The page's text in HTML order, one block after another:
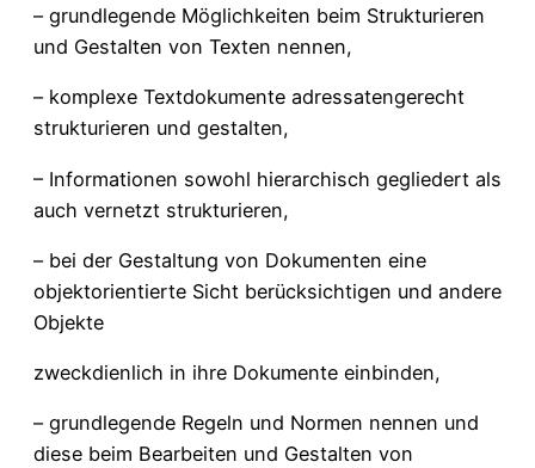
– grundlegende Möglichkeiten beim Strukturieren
und Gestalten von Texten nennen,
– komplexe Textdokumente adressatengerecht
strukturieren und gestalten,
– Informationen sowohl hierarchisch gegliedert als
auch vernetzt strukturieren,
– bei der Gestaltung von Dokumenten eine
objektorientierte Sicht berücksichtigen und andere
Objekte
zweckdienlich in ihre Dokumente einbinden,
– grundlegende Regeln und Normen nennen und
diese beim Bearbeiten und Gestalten von